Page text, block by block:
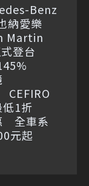
Benz
納愛樂
Martin
登台
CEFIRO
1折
全車系
元起